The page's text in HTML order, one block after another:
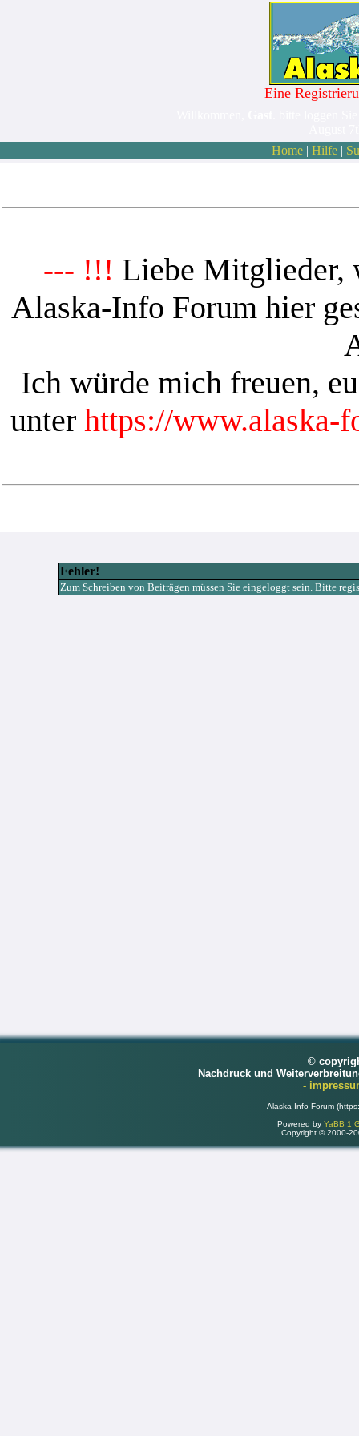
Eine
Home| Hilfe|
--- !!! Liebe Mitglieder,
Alaska-Info Forum hier
Ich würde mich freuen,
unter https://www.alaska-
Fehler!
Zum Schreiben von Beiträgen müssen Sie eingeloggt sein. Bitte
©
Nachdruck und
-
Alaska-Info Forum
Powered by YaBB 1
Copyright © 2000-